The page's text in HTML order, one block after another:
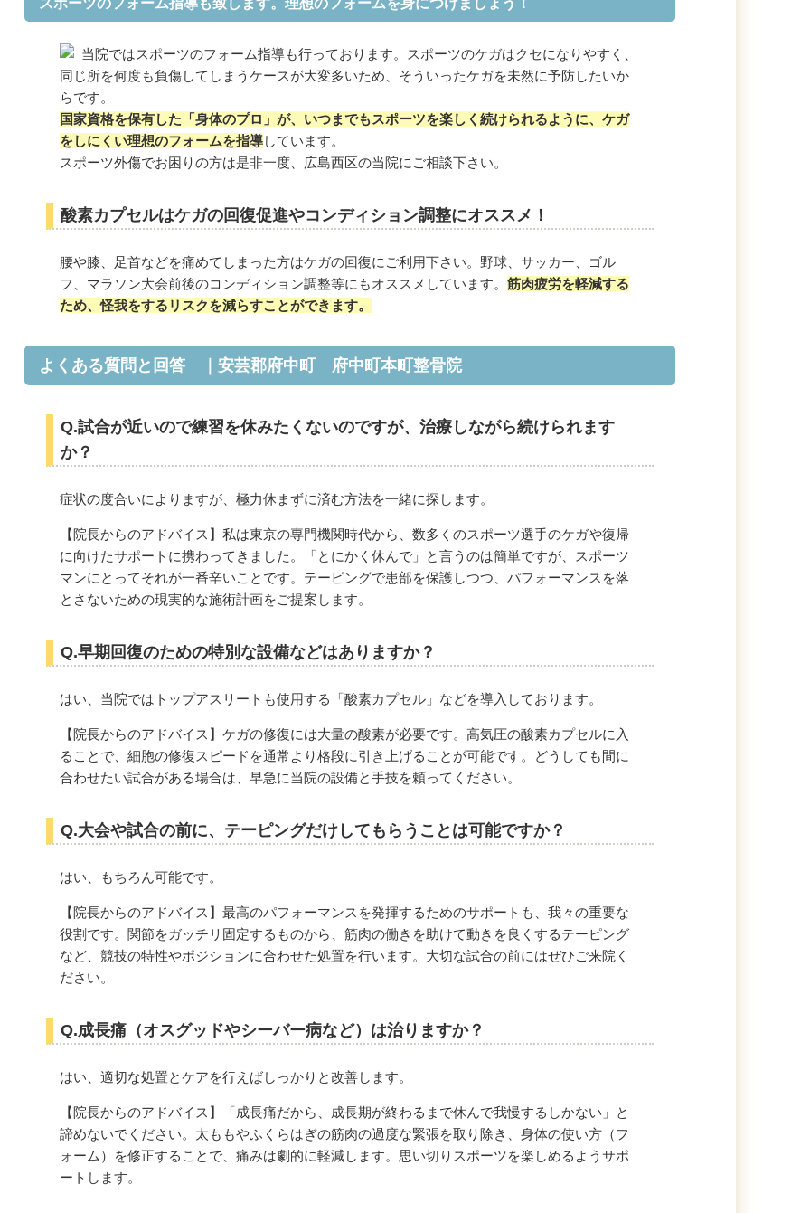
スポーツのフォーム指導も致します。理想のフォームを身につけましょう！
当院ではスポーツのフォーム指導も行っております。スポーツのケガはクセになりやすく、
同じ所を何度も負傷してしまうケースが大変多いため、そういったケガを未然に予防したいか
らです。
国家資格を保有した「身体のプロ」が、いつまでもスポーツを楽しく続けられるように、ケガ
をしにくい理想のフォームを指導しています。
スポーツ外傷でお困りの方は是非一度、広島西区の当院にご相談下さい。
酸素カプセルはケガの回復促進やコンディション調整にオススメ！
腰や膝、足首などを痛めてしまった方はケガの回復にご利用下さい。野球、サッカー、ゴル
フ、マラソン大会前後のコンディション調整等にもオススメしています。 筋肉疲労を軽減する
ため、怪我をするリスクを減らすことができます。
よくある質問と回答 ｜安芸郡府中町 府中町本町整骨院
Q.試合が近いので練習を休みたくないのですが、治療しながら続けられます
か？
症状の度合いによりますが、極力休まずに済む方法を一緒に探します。
【院長からのアドバイス】私は東京の専門機関時代から、数多くのスポーツ選手のケガや復帰
に向けたサポートに携わってきました。「とにかく休んで」と言うのは簡単ですが、スポーツ
マンにとってそれが一番辛いことです。テーピングで患部を保護しつつ、パフォーマンスを落
とさないための現実的な施術計画をご提案します。
Q.早期回復のための特別な設備などはありますか？
はい、当院ではトップアスリートも使用する「酸素カプセル」などを導入しております。
【院長からのアドバイス】ケガの修復には大量の酸素が必要です。高気圧の酸素カプセルに入
ることで、細胞の修復スピードを通常より格段に引き上げることが可能です。どうしても間に
合わせたい試合がある場合は、早急に当院の設備と手技を頼ってください。
Q.大会や試合の前に、テーピングだけしてもらうことは可能ですか？
はい、もちろん可能です。
【院長からのアドバイス】最高のパフォーマンスを発揮するためのサポートも、我々の重要な
役割です。関節をガッチリ固定するものから、筋肉の働きを助けて動きを良くするテーピング
など、競技の特性やポジションに合わせた処置を行います。大切な試合の前にはぜひご来院く
ださい。
Q.成長痛（オスグッドやシーバー病など）は治りますか？
はい、適切な処置とケアを行えばしっかりと改善します。
【院長からのアドバイス】「成長痛だから、成長期が終わるまで休んで我慢するしかない」と
諦めないでください。太ももやふくらはぎの筋肉の過度な緊張を取り除き、身体の使い方（フ
ォーム）を修正することで、痛みは劇的に軽減します。思い切りスポーツを楽しめるようサポ
ートします。